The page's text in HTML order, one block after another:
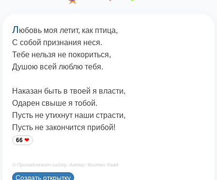
Любовь моя летит, как птица,
С собой признания неся.
Тебе нельзя не покориться,
Душою всей люблю тебя.
Наказан быть в твоей я власти,
Одарен свыше я тобой.
Пусть не утихнут наши страсти,
Пусть не закончится прибой!
66
© Принадлежит сайту. Автор: Костен КавА
Создать открытку